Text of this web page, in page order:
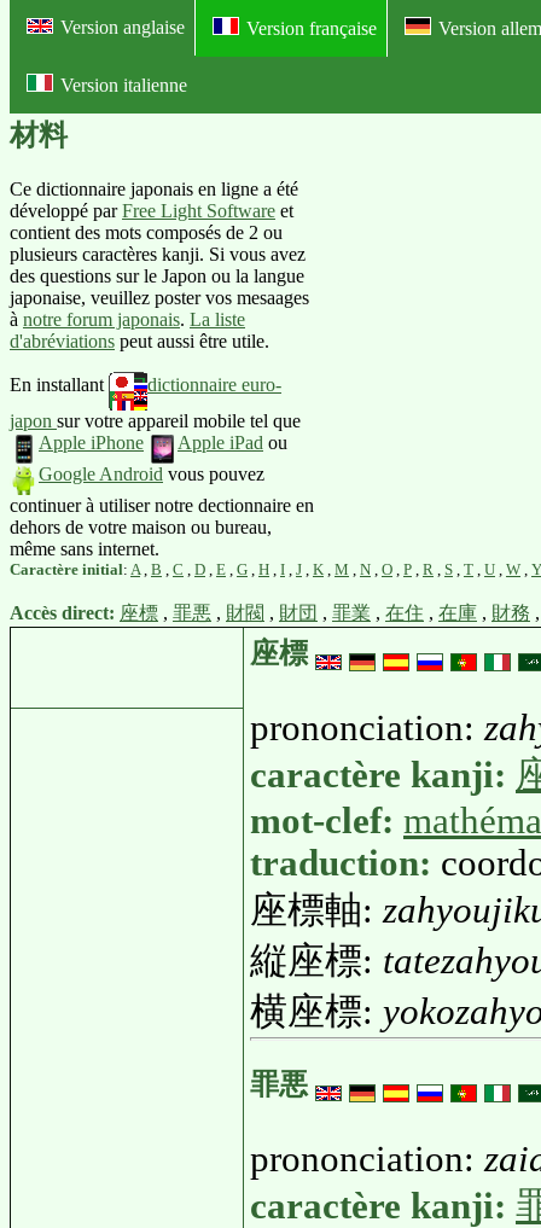
Version anglaise Version française Version
Version italienne
Online dictionnaire franco-japonais
材料
Ce dictionnaire japonais en ligne a été
développé parFree Light Software et
contient des mots composés de 2 ou
plusieurs caractères kanji. Si vous avez
des questions sur le Japon ou la langue
japonaise, veuillez poster vos mesaages
à notre forum japonais. La liste
d'abréviations peut aussi être utile.
En installant
dictionnaire euro-
japon sur votre appareil mobile tel que
Apple iPhone
Apple iPad ou
Google Android vous pouvez
continuer à utiliser notre dectionnaire en
dehors de votre maison ou bureau,
même sans internet.
Caractère initial: A B C D E G H I J K M N O P R S T U W Y
Accès direct: 座標 , 罪悪 , 財閥 , 財団 , 罪業 , 在住 , 在庫 , 財務
座標
prononciation:
caractère kanji:
mot-clef:
traduction:
座標軸:
縦座標:
横座標:
罪悪
prononciation:
caractère kanji: